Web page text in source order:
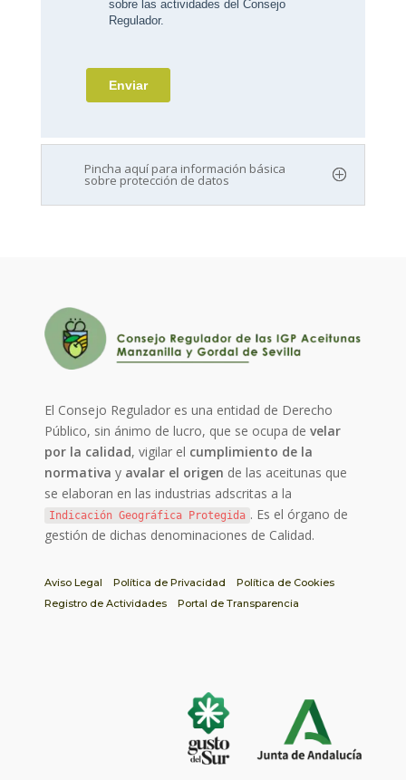
Pincha aquí para información básica
sobre protección de datos
El Consejo Regulador es una entidad de Derecho
Público, sin ánimo de lucro, que se ocupa develar
por la calidad, vigilar el cumplimiento de la
normativa y avalar el origen de las aceitunas que
se elaboran en las industrias adscritas a la
Indicación Geográfica Protegida . Es el órgano de
gestión de dichas denominaciones de Calidad.
Aviso Legal Política de Privacidad
Política de Cookies
Registro de Actividades
Portal de Transparencia